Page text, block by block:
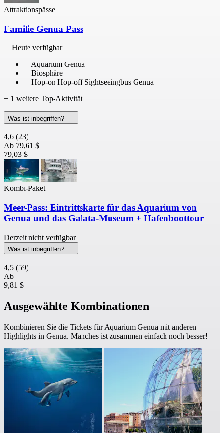
Attraktionspässe
Familie Genua Pass
Heute verfügbar
Aquarium Genua
Biosphäre
Hop-on Hop-off Sightseeingbus Genua
+ 1 weitere Top-Aktivität
Was ist inbegriffen?
4,6 (23)
Ab 79,61 $
79,03 $
Kombi-Paket
Meer-Pass: Eintrittskarte für das Aquarium von
Genua und das Galata-Museum + Hafenboottour
Derzeit nicht verfügbar
Was ist inbegriffen?
4,5 (59)
Ab
9,81 $
Ausgewählte Kombinationen
Kombinieren Sie die Tickets für Aquarium Genua mit anderen
Highlights in Genua. Manches ist zusammen einfach noch besser!